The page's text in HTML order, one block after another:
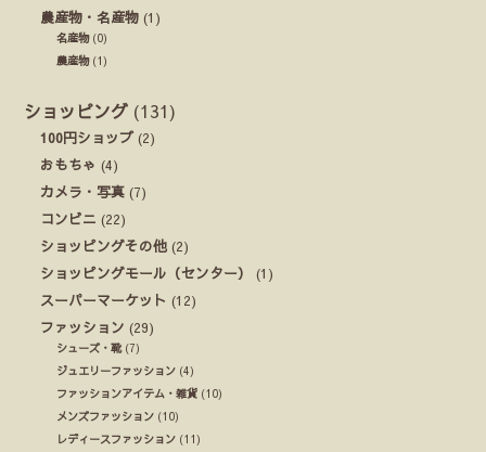
農産物・名産物 (1)
名産物(0)
農産物(1)
ショッピング (131)
100円ショップ (2)
おもちゃ (4)
カメラ・写真 (7)
コンビニ (22)
ショッピングその他 (2)
ショッピングモール（センター）
(1)
スーパーマーケット (12)
ファッション (29)
シューズ・靴(7)
ジュエリーファッション (4)
ファッションアイテム・雑貨 (10)
メンズファッション (10)
レディースファッション (11)